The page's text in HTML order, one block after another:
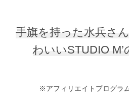
名入れマグ
手旗を持った水兵さ
わいいSTUDIO
※アフィリエイトプログラ